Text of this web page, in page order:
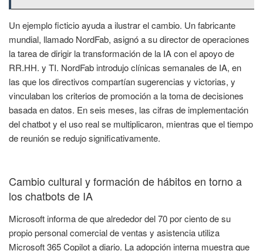
Un ejemplo ficticio ayuda a ilustrar el cambio. Un fabricante
mundial, llamado NordFab, asignó a su director de operaciones
la tarea de dirigir la transformación de la IA con el apoyo de
RR.HH. y TI. NordFab introdujo clínicas semanales de IA, en
las que los directivos compartían sugerencias y victorias, y
vinculaban los criterios de promoción a la toma de decisiones
basada en datos. En seis meses, las cifras de implementación
del chatbot y el uso real se multiplicaron, mientras que el tiempo
de reunión se redujo significativamente.
Cambio cultural y formación de hábitos en torno a
los chatbots de IA
Microsoft informa de que alrededor del 70 por ciento de su
propio personal comercial de ventas y asistencia utiliza
Microsoft 365 Copilot a diario. La adopción interna muestra que